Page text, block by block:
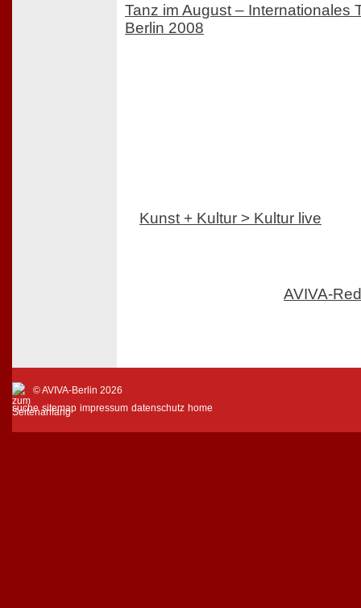
Tanz im August – Internationales
Berlin 2008
Kunst + Kultur > Kultur live
AVIVA-
© AVIVA-Berlin 2026
suche sitemap impressum datenschutz home